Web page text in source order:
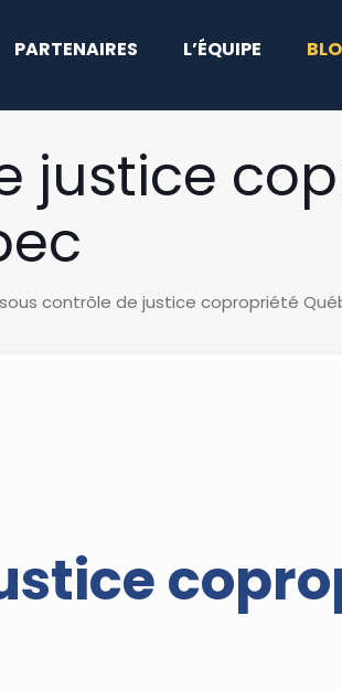
PARTENAIRES L’ÉQUIPE
justice
contrôle de justice copropriété